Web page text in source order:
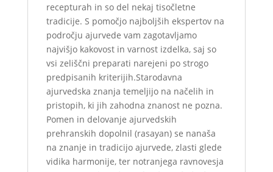
recepturah in so del nekaj tisočletne
tradicije. S pomočjo najboljših ekspertov na
področju ajurvede vam zagotavljamo
najvišjo kakovost in varnost izdelka, saj so
vsi zeliščni preparati narejeni po strogo
predpisanih kriterijih.Starodavna
ajurvedska znanja temeljijo na načelih in
pristopih, ki jih zahodna znanost ne pozna.
Pomen in delovanje ajurvedskih
prehranskih dopolnil (rasayan) se nanaša
na znanje in tradicijo ajurvede, zlasti glede
vidika harmonije, ter notranjega ravnovesja